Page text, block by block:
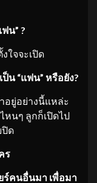
น” ?
ใจจะเปิด
“แฟน” หรือยัง?
อยู่อย่างนี้แหล่ะ
หนๆ ลูกก็เปิดไป
ปิด
ร
คนอื่นมา เพื่อมา